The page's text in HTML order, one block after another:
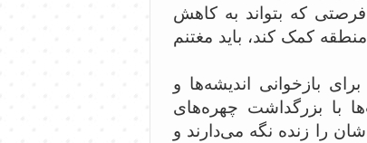
که بتواند به کاهش
کمک کند، باید مغتنم
بازخوانی اندیشه‌ها و
با بزرگداشت چهره‌های
را زنده نگه می‌دارند و